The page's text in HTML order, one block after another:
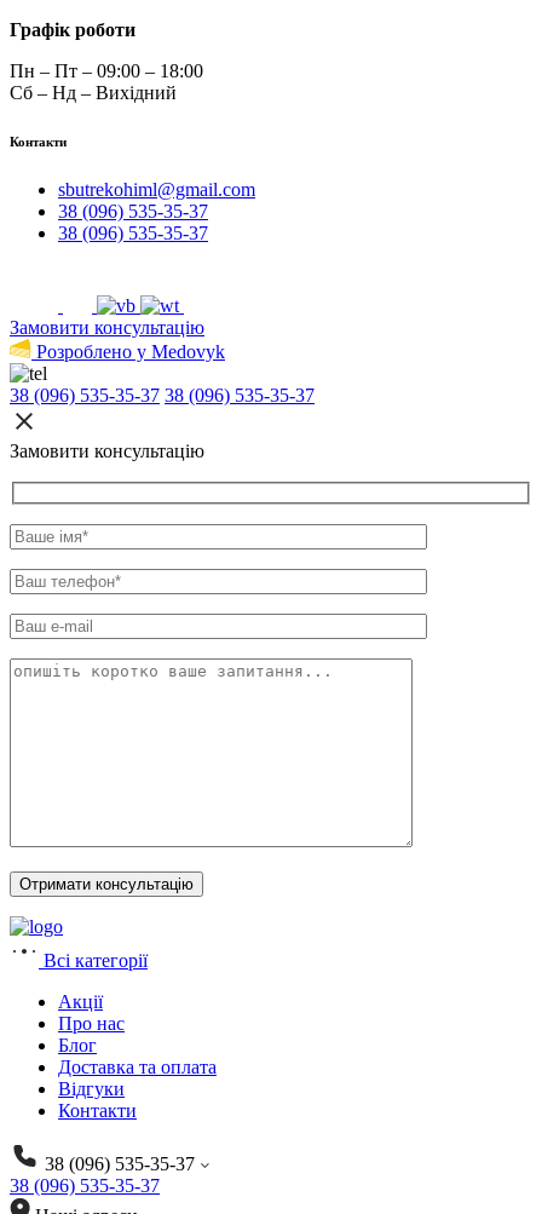
Графік роботи
Пн – Пт – 09:00 – 18:00
Сб – Нд – Вихідний
Контакти
sbutrekohiml@gmail.com
38 (096) 535-35-37
38 (096) 535-35-37
Замовити консультацію
Розроблено у Medovyk
38 (096) 535-35-37 38 (096) 535-35-37
Замовити консультацію
Всі категорії
Акції
Про нас
Блог
Доставка та оплата
Відгуки
Контакти
38 (096) 535-35-37
38 (096) 535-35-37